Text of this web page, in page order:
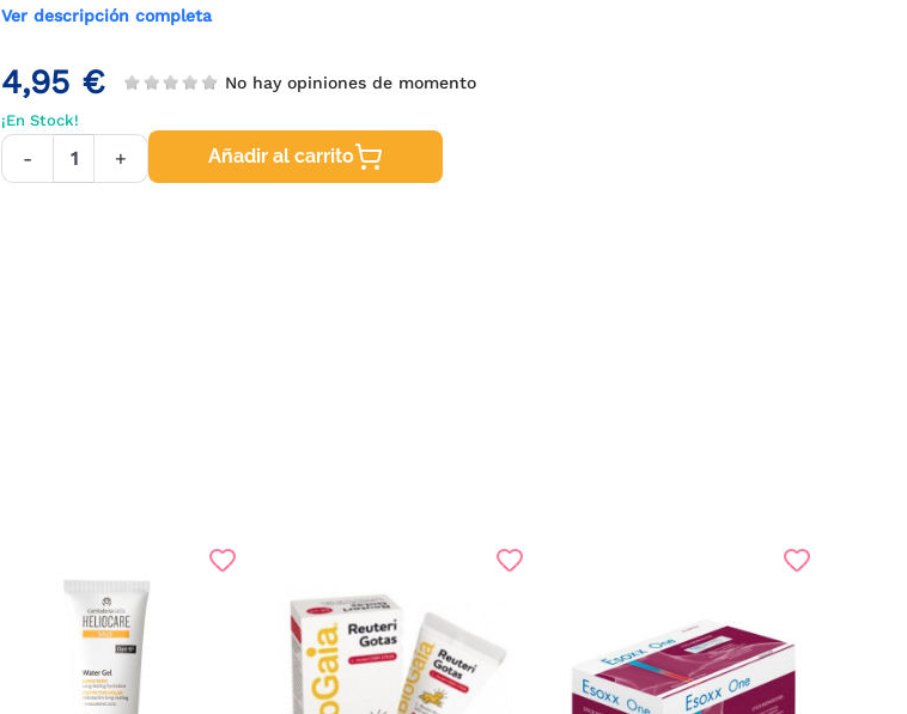
Ver descripción completa
4,95 € No hay opiniones de momento
¡En Stock!
- + Añadir al carrito